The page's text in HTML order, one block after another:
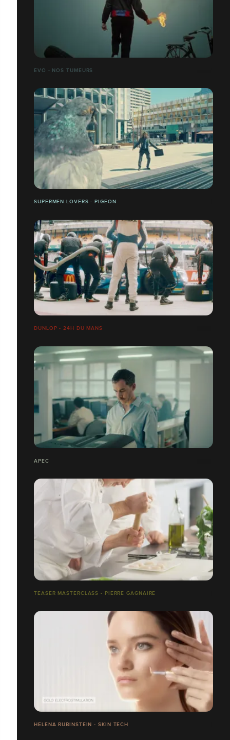
EVO - NOS TUMEURS
SUPERMEN LOVERS - PIGEON
DUNLOP - 24H DU MANS
APEC
TEASER MASTERCLASS - PIERRE GAGNAIRE
HELENA RUBINSTEIN - SKIN TECH